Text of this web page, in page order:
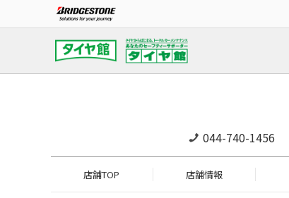
044-740-1456
店舗TOP 店舗情報